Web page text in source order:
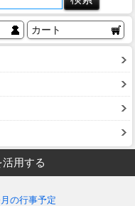
カート
用する
の行事予定